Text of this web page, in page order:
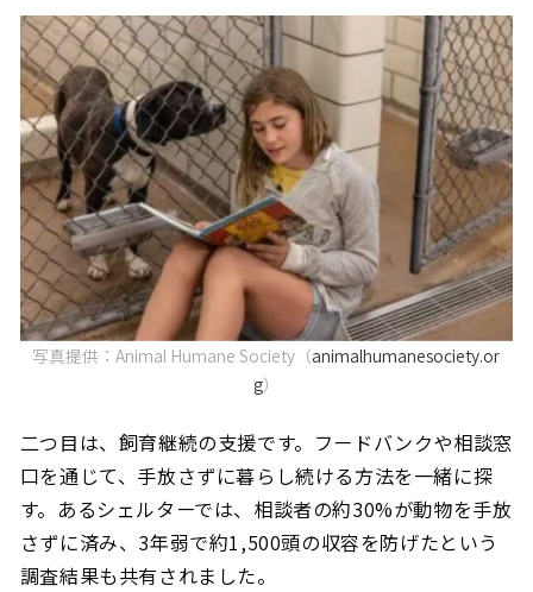
写真提供：Animal Humane Society（animalhumanesociety.or
g）
二つ目は、飼育継続の支援です。フードバンクや相談窓
口を通じて、手放さずに暮らし続ける方法を一緒に探
す。あるシェルターでは、相談者の約30%が動物を手放
さずに済み、3年弱で約1,500頭の収容を防げたという
調査結果も共有されました。